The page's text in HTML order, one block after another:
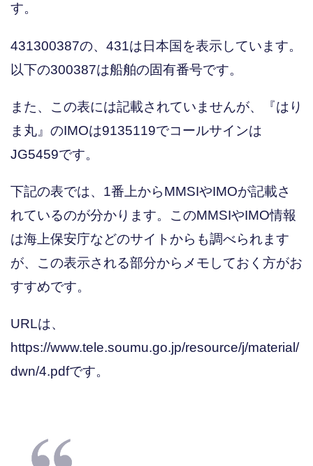
す。
431300387の、431は日本国を表示しています。
以下の300387は船舶の固有番号です。
また、この表には記載されていませんが、『はり
ま丸』のIMOは9135119でコールサインは
JG5459です。
下記の表では、1番上からMMSIやIMOが記載さ
れているのが分かります。このMMSIやIMO情報
は海上保安庁などのサイトからも調べられます
が、この表示される部分からメモしておく方がお
すすめです。
URLは、
https://www.tele.soumu.go.jp/resource/j/material/
dwn/4.pdfです。